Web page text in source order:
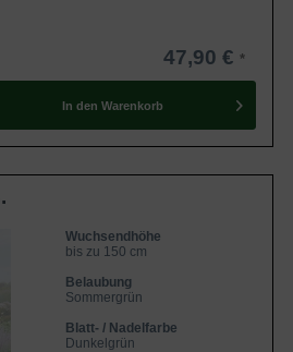
47,90 €
In den Warenkorb
Wuchsendhöhe
bis zu 150 cm
Belaubung
Sommergrün
Blatt- / Nadelfarbe
Dunkelgrün